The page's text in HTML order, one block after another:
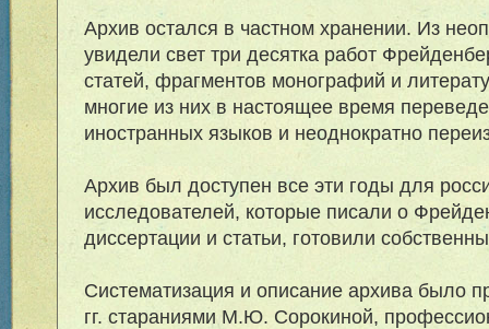
Архив остался в частном хранении. Из
увидели свет три десятка работ
статей, фрагментов монографий и
многие из них в настоящее время
иностранных языков и неоднократно
Архив был доступен все эти годы для
исследователей, которые писали о
диссертации и статьи, готовили
Систематизация и описание архива было
гг. стараниями М.Ю. Сорокиной,